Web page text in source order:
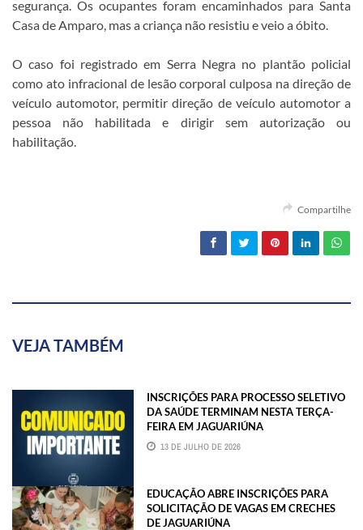
segurança. Os ocupantes foram encaminhados para Santa
Casa de Amparo, mas a criança não resistiu e veio a óbito.
O caso foi registrado em Serra Negra no plantão policial
como ato infracional de lesão corporal culposa na direção de
veículo automotor, permitir direção de veículo automotor a
pessoa não habilitada e dirigir sem autorização ou
habilitação.
Compartilhe
VEJA TAMBÉM
INSCRIÇÕES PARA PROCESSO SELETIVO
DA SAÚDE TERMINAM NESTA TERÇA-
FEIRA EM JAGUARIÚNA
13 DE JULHO DE 2026
EDUCAÇÃO ABRE INSCRIÇÕES PARA
SOLICITAÇÃO DE VAGAS EM CRECHES
DE JAGUARIÚNA